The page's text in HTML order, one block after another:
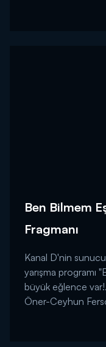
Ben Bilmem
Fragmanı
Kanal D'nin
yarışma programı
büyük eğlence
Öner-Ceyhun